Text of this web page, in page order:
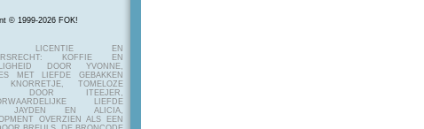
© 1999-2026 FOK!
LICENTIE EN
KOFFIE EN
DOOR YVONNE,
MET LIEFDE GEBAKKEN
KNORRETJE, TOMELOZE
DOOR ITEEJER,
LIEFDE
JAYDEN EN ALICIA,
OVERZIEN ALS EEN